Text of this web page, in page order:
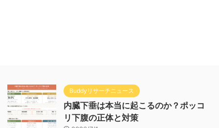
Buddyリサーチニュース
内臓下垂は本当に起こるのか？ポッコ
リ下腹の正体と対策